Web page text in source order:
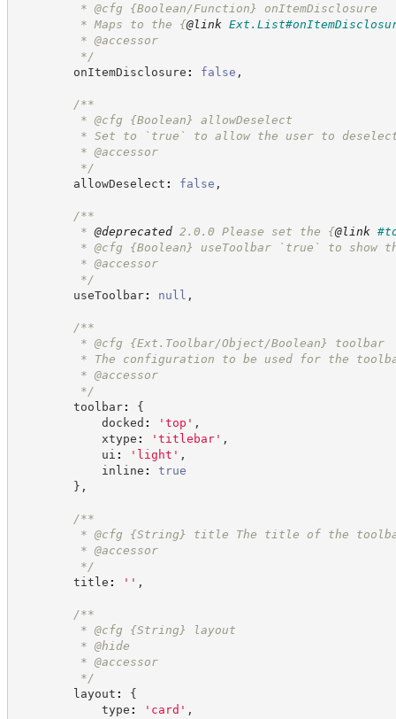
* @cfg {Boolean/Function} onItemDisclosure
* Maps to the {@link
* @accessor
*/
onItemDisclosure : false ,
/**
* @cfg {Boolean}
allowDeselect
* Set to `true` to allow the user to deselect
* @accessor
*/
allowDeselect : false ,
/**
* @deprecated 2.0.0 Please set the {@link
* @cfg {Boolean}
useToolbar `true` to show
* @accessor
*/
useToolbar: null ,
/**
* @cfg {Ext.Toolbar/Object/Boolean} toolbar
* The configuration to be used for the
* @accessor
*/
toolbar:
{
docked : ' top ' ,
xtype : ' titlebar' ,
ui : ' light ' ,
inline :
true
} ,
/**
* @cfg {String}
title The title of the
* @accessor
*/
title : ' ' ,
/**
* @cfg {String}
layout
* @hide
* @accessor
*/
layout :
{
type : ' card ' ,